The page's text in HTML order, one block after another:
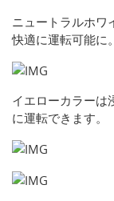
ニュートラルホワ
快適に運転可能に。
イエローカラーは
に運転できます。